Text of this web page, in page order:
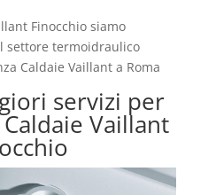
Finocchio siamo
settore termoidraulico
Caldaie Vaillant a Roma
servizi per
Vaillant